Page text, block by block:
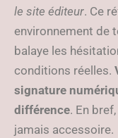
le site éditeur. Ce
environnement de
balaye les
conditions réelles.
signature
différence. En
jamais accessoire.